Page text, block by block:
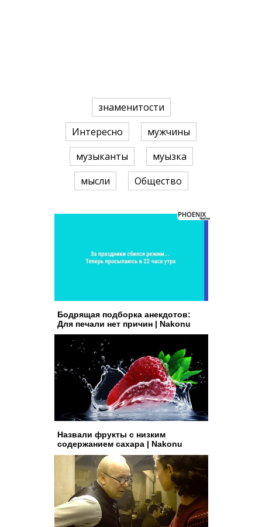
знаменитости
Интересно
мужчины
музыканты
муызка
мысли
Общество
Бодрящая подборка анекдотов:
Для печали нет причин | Nakonu
Назвали фрукты с низким
содержанием сахара | Nakonu